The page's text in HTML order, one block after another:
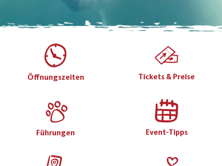
Öffnungszeiten Tickets & Preise
Führungen Event-Tipps